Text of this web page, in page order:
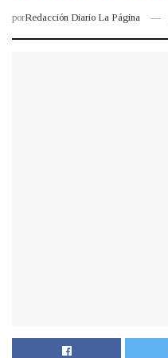
porRedacción Diario La Página